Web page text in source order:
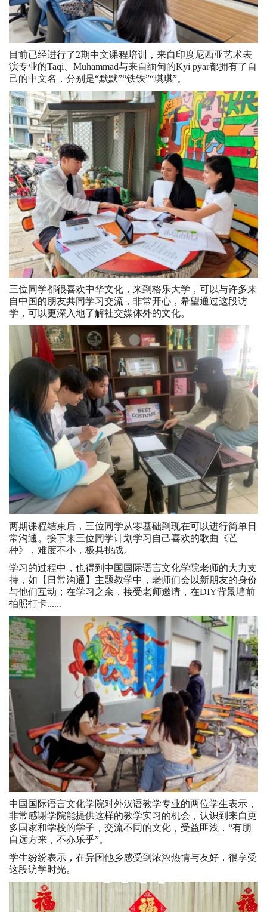
目前已经进行了2期中文课程培训，来自印度尼西亚艺术表
演专业的Taqi、Muhammad与来自缅甸的Kyi pyar都拥有了自
己的中文名，分别是“默默”“铁铁”“琪琪”。
三位同学都很喜欢中华文化，来到格乐大学，可以与许多来
自中国的朋友共同学习交流，非常开心，希望通过这段访
学，可以更深入地了解社交媒体外的文化。
两期课程结束后，三位同学从零基础到现在可以进行简单日
常沟通。接下来三位同学计划学习自己喜欢的歌曲《芒
种》，难度不小，极具挑战。
学习的过程中，也得到中国国际语言文化学院老师的大力支
持，如【日常沟通】主题教学中，老师们会以新朋友的身份
与他们互动；在学习之余，接受老师邀请，在DIY背景墙前
拍照打卡......
中国国际语言文化学院对外汉语教学专业的两位学生表示，
非常感谢学院能提供这样的教学实习的机会，认识到来自更
多国家和学校的学子，交流不同的文化，受益匪浅，“有朋
自远方来，不亦乐乎”。
学生纷纷表示，在异国他乡感受到浓浓热情与友好，很享受
这段访学时光。